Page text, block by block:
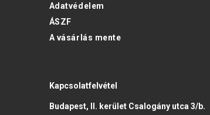
Adatvédelem
ÁSZF
A vásárlás mente
Kapcsolatfelvétel
Budapest, II. kerület Csalogány utca 3/b.